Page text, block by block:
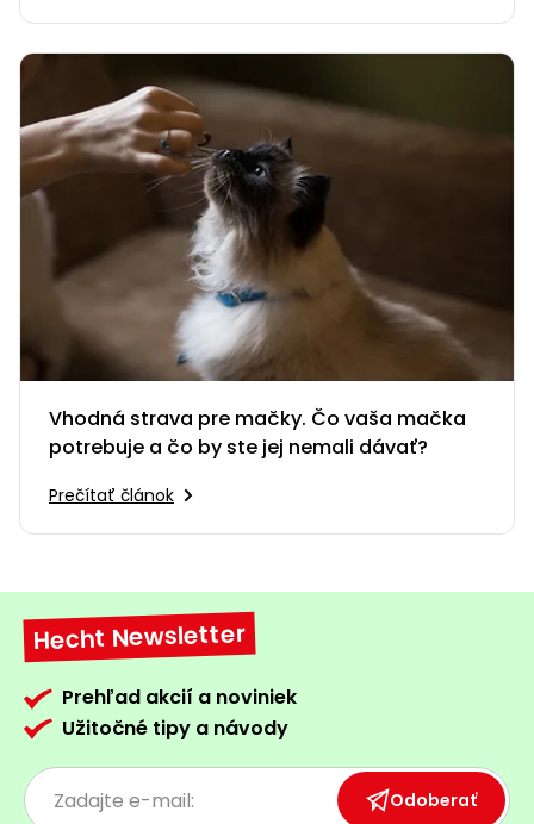
Vhodná strava pre mačky. Čo vaša mačka
potrebuje a čo by ste jej nemali dávať?
Prečítať článok
Hecht Newsletter
Prehľad akcií a noviniek
Užitočné tipy a návody
Odoberať